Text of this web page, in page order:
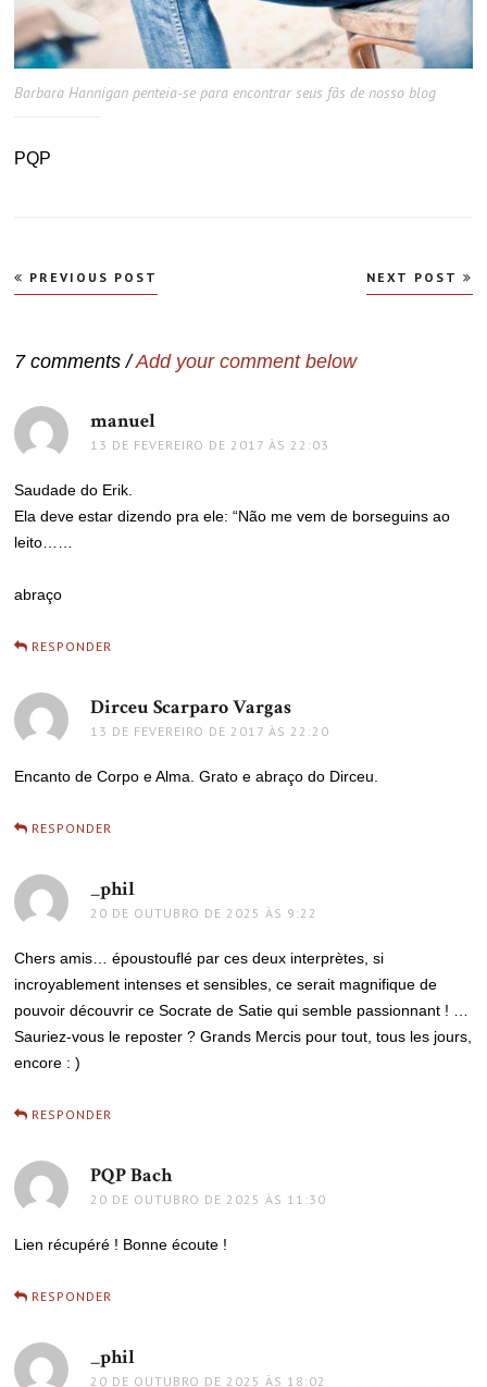
Barbara Hannigan penteia-se para encontrar seus fãs de nosso blog
PQP
Navegação
de
PREVIOUS POST NEXT POST
7 comments /Add your comment below
manuel
13 DE FEVEREIRO DE 2017 ÀS 22:03
Saudade do Erik.
Ela deve estar dizendo pra ele: “Não me vem de borseguins ao
leito……
abraço
RESPONDER
Dirceu Scarparo Vargas
13 DE FEVEREIRO DE 2017 ÀS 22:20
Encanto de Corpo e Alma. Grato e abraço do Dirceu.
RESPONDER
_phil
20 DE OUTUBRO DE 2025 ÀS 9:22
Chers amis… époustouflé par ces deux interprètes, si
incroyablement intenses et sensibles, ce serait magnifique de
pouvoir découvrir ce Socrate de Satie qui semble passionnant ! …
Sauriez-vous le reposter ? Grands Mercis pour tout, tous les jours,
encore : )
RESPONDER
PQP Bachdisse:
20 DE OUTUBRO DE 2025 ÀS 11:30
Lien récupéré ! Bonne écoute !
RESPONDER
_phil
20 DE OUTUBRO DE 2025 ÀS 18:02